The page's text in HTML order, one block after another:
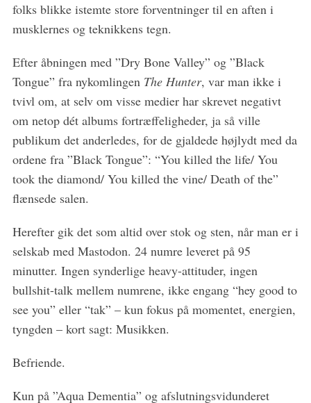
folks blikke istemte store forventninger til en aften i
musklernes og teknikkens tegn.
Efter åbningen med ”Dry Bone Valley” og ”Black
Tongue” fra nykomlingen The Hunter, var man ikke i
tvivl om, at selv om visse medier har skrevet negativt
om netop dét albums fortræffeligheder, ja så ville
publikum det anderledes, for de gjaldede højlydt med da
ordene fra ”Black Tongue”: “You killed the life/ You
took the diamond/ You killed the vine/ Death of the”
flænsede salen.
Herefter gik det som altid over stok og sten, når man er i
selskab med Mastodon. 24 numre leveret på 95
minutter. Ingen synderlige heavy-attituder, ingen
bullshit-talk mellem numrene, ikke engang “hey good to
see you” eller “tak” – kun fokus på momentet, energien,
tyngden – kort sagt: Musikken.
Befriende.
Kun på ”Aqua Dementia” og afslutningsvidunderet
S